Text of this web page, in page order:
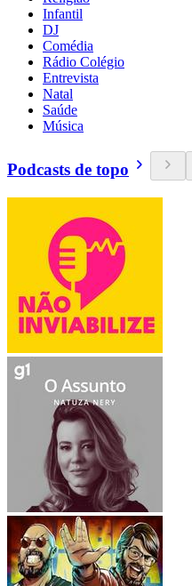
Infantil
DJ
Comédia
Rádio Colégio
Entrevista
Natal
Saúde
Música
Podcasts de topo